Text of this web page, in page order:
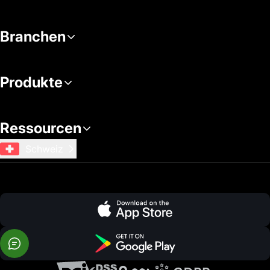
Branchen
Produkte
Ressourcen